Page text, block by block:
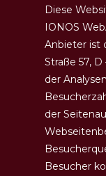
Diese
IONOS
Anbieter ist
Straße 57,
der
der
Besucher